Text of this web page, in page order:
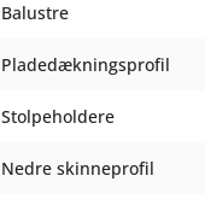
Balustre
Pladedækningsprofil
Stolpeholdere
Nedre skinneprofil